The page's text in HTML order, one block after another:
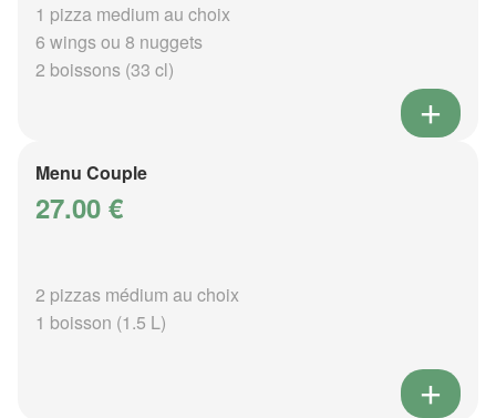
1 pizza medium au choix
6 wings ou 8 nuggets
2 boissons (33 cl)
Menu Couple
27.00 €
2 pizzas médium au choix
1 boisson (1.5 L)